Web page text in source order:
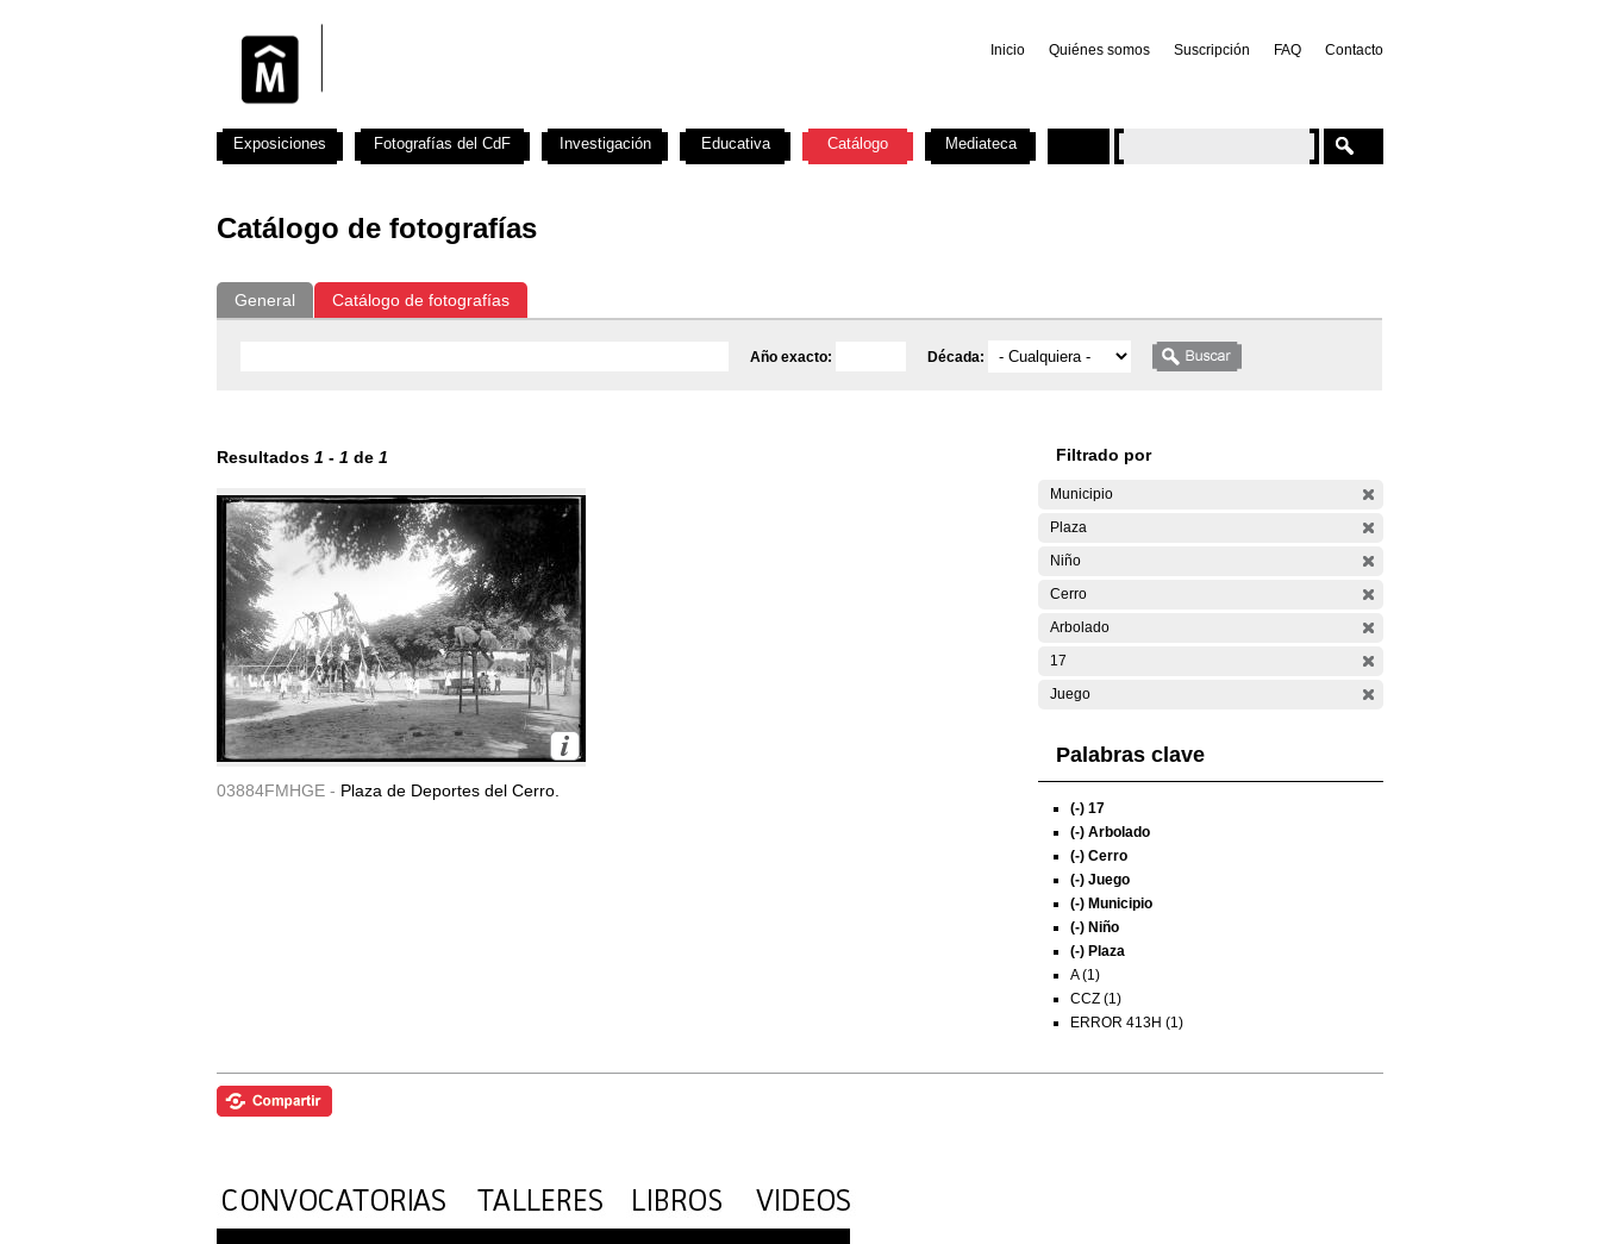
Inicio Quiénes somos Suscripción FAQ Contacto
Catálogo de fotografías
General Catálogo de fotografías
Año exacto: Década:
Resultados 1 - 1 de 1
03884FMHGE - Plaza de Deportes del Cerro.
Filtrado por
Municipio
Plaza
Niño
Cerro
Arbolado
17
Juego
Palabras clave
(-) 17
(-) Arbolado
(-) Cerro
(-) Juego
(-) Municipio
(-) Niño
(-) Plaza
A (1)
CCZ (1)
ERROR 413H (1)
Exposiciones Fotografías del CdF Investigación Educativa Catálogo Mediateca